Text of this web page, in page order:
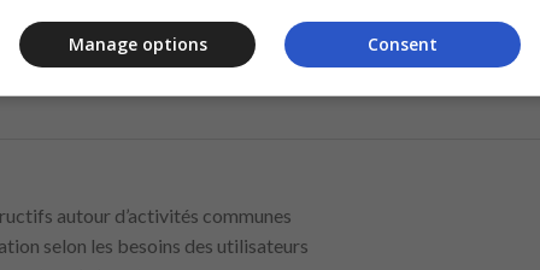
autour d’activités communes
selon les besoins des utilisateurs
Consent
Manage options